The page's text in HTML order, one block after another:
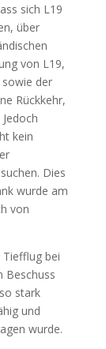
sich L19
über
von L19,
der
Rückkehr,
kein
Dies
wurde am
von
bei
Beschuss
stark
und
wurde.